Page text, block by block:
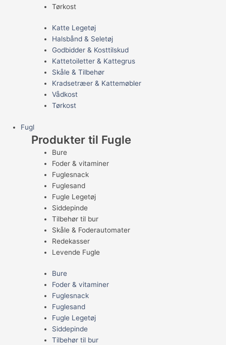
Tørkost
Katte Legetøj
Halsbånd & Seletøj
Godbidder & Kosttilskud
Kattetoiletter & Kattegrus
Skåle & Tilbehør
Kradsetræer & Kattemøbler
Vådkost
Tørkost
Fugl
Produkter til Fugle
Bure
Foder & vitaminer
Fuglesnack
Fuglesand
Fugle Legetøj
Siddepinde
Tilbehør til bur
Skåle & Foderautomater
Redekasser
Levende Fugle
Bure
Foder & vitaminer
Fuglesnack
Fuglesand
Fugle Legetøj
Siddepinde
Tilbehør til bur